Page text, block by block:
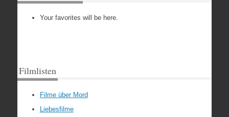
Your favorites will be here.
Filmlisten
Filme über Mord
Liebesfilme